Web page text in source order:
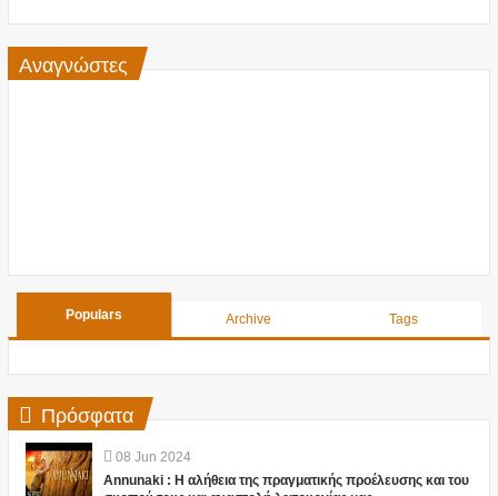
Αναγνώστες
Populars Archive Tags
Πρόσφατα
08 Jun 2024
Annunaki : Η αλήθεια της πραγματικής προέλευσης και του